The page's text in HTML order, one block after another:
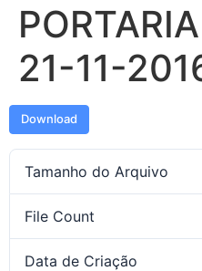
21-11-
Download
Tamanho do Arquivo
File Count
Data de Criação